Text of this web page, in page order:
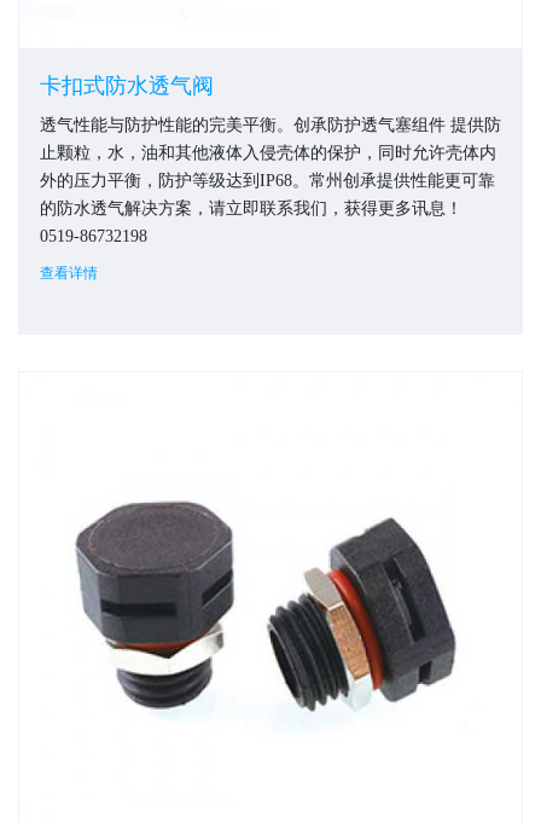
卡扣式防水透气阀
透气性能与防护性能的完美平衡。创承防护透气塞组件 提供防
止颗粒，水，油和其他液体入侵壳体的保护，同时允许壳体内
外的压力平衡，防护等级达到IP68。常州创承提供性能更可靠
的防水透气解决方案，请立即联系我们，获得更多讯息！
0519-86732198
查看详情